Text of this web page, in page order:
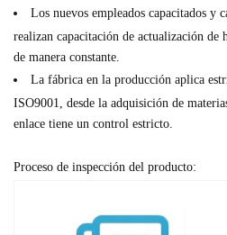
Los nuevos empleados capacitados y
realizan capacitación de actualización de
de manera constante.
La fábrica en la producción aplica
ISO9001, desde la adquisición de
enlace tiene un control estricto.
Proceso de inspección del producto: